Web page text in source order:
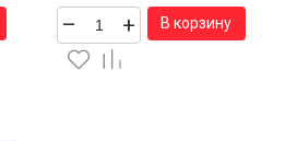
– + В корзину